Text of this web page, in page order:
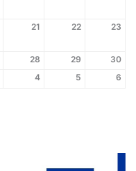
21 22 23
28 29
30
4 5 6